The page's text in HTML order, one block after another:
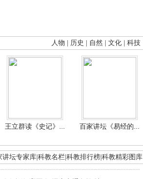
人物 历史 自然 文化 科技
王立群读《史记》... 百家讲坛《易经的...
讲坛专家库 科教名栏 科教排行榜 科教精彩图库